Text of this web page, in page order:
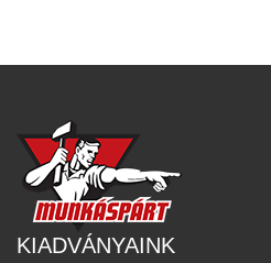
KIADVÁNYAINK